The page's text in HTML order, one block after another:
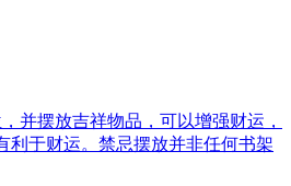
并摆放吉祥物品，可以增强财运，
利于财运。禁忌摆放并非任何书架